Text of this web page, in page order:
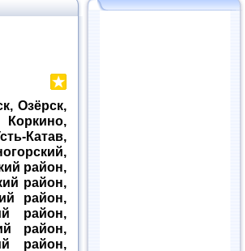
Озёрск,
Катав,
район,
район,
район,
район,
район,
район,